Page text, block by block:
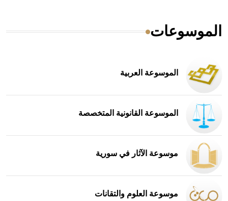
الموسوعات
الموسوعة العربية
الموسوعة القانونية المتخصصة
موسوعة الآثار في سورية
موسوعة العلوم والتقانات